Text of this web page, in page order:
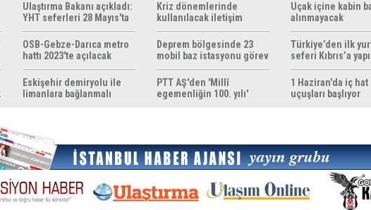
Ulaştırma Bakanı açıkladı:
YHT seferleri 28 Mayıs'ta
başlıyor
OSB-Gebze-Darıca metro
hattı 2023'te açılacak
Eskişehir demiryolu ile
limanlara bağlanmalı
Kriz dönemlerinde
kullanılacak iletişim
yöntemleri rehberi
hazırlandı
Deprem bölgesinde 23
mobil baz istasyonu görev
yapıyor
PTT AŞ'den 'Millî
egemenliğin 100. yılı'
Uçak içine kabin
alınmayacak
Türkiye’den ilk yurt
seferi Kıbrıs’a
1 Haziran'da iç hat
uçuşları başlıyor